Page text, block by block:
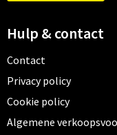
Hulp & contact
Contact
Privacy policy
Cookie policy
Algemene